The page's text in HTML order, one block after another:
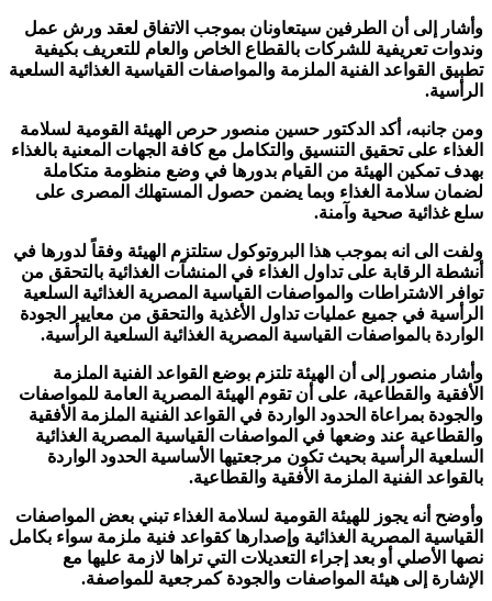
وأشار إلى أن الطرفين سيتعاونان بموجب الاتفاق لعقد ورش عمل
وندوات تعريفية للشركات بالقطاع الخاص والعام للتعريف بكيفية
تطبيق القواعد الفنية الملزمة والمواصفات القياسية الغذائية السلعية
الرأسية.
ومن جانبه، أكد الدكتور حسين منصور حرص الهيئة القومية لسلامة
الغذاء على تحقيق التنسيق والتكامل مع كافة الجهات المعنية بالغذاء
بهدف تمكين الهيئة من القيام بدورها في وضع منظومة متكاملة
لضمان سلامة الغذاء وبما يضمن حصول المستهلك المصرى على
سلع غذائية صحية وآمنة.
ولفت الى انه بموجب هذا البروتوكول ستلتزم الهيئة وفقاً لدورها في
أنشطة الرقابة على تداول الغذاء في المنشآت الغذائية بالتحقق من
توافر الاشتراطات والمواصفات القياسية المصرية الغذائية السلعية
الرأسية في جميع عمليات تداول الأغذية والتحقق من معايير الجودة
الواردة بالمواصفات القياسية المصرية الغذائية السلعية الرأسية.
وأشار منصور إلى أن الهيئة تلتزم بوضع القواعد الفنية الملزمة
الأفقية والقطاعية، على أن تقوم الهيئة المصرية العامة للمواصفات
والجودة بمراعاة الحدود الواردة في القواعد الفنية الملزمة الأفقية
والقطاعية عند وضعها في المواصفات القياسية المصرية الغذائية
السلعية الرأسية بحيث تكون مرجعتيها الأساسية الحدود الواردة
بالقواعد الفنية الملزمة الأفقية والقطاعية.
وأوضح أنه يجوز للهيئة القومية لسلامة الغذاء تبني بعض المواصفات
القياسية المصرية الغذائية وإصدارها كقواعد فنية ملزمة سواء بكامل
نصها الأصلي أو بعد إجراء التعديلات التي تراها لازمة عليها مع
الإشارة إلى هيئة المواصفات والجودة كمرجعية للمواصفة.